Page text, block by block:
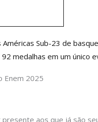
Sub-23 de
medalhas em um único
Enem 2025
presente aos que já são